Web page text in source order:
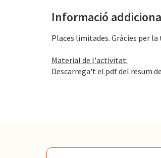
Informació
Places limitades. Gràcies per
Material de l'activitat:
Descarrega't el pdf del resum